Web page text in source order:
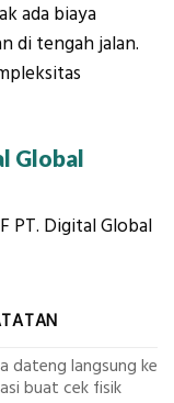
ada biaya
di tengah jalan.
Global
PT. Digital Global
dateng langsung ke
buat cek fisik